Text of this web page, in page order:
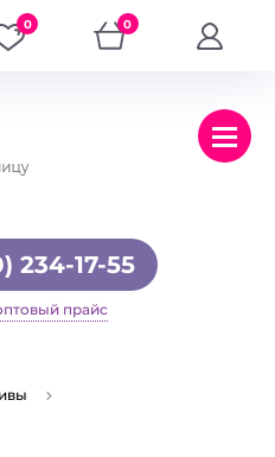
234-17-55
прайс
0 0